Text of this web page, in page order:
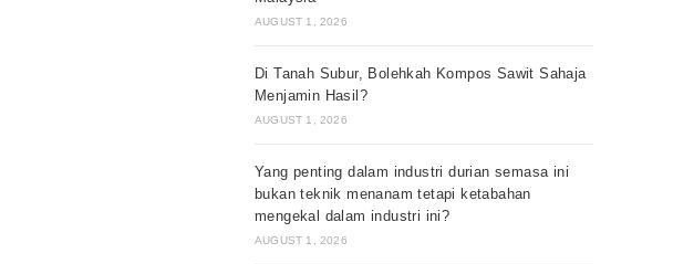
AUGUST 1, 2026
Di Tanah Subur, Bolehkah Kompos Sawit Sahaja
Menjamin Hasil?
AUGUST 1, 2026
Yang penting dalam industri durian semasa ini
bukan teknik menanam tetapi ketabahan
mengekal dalam industri ini?
AUGUST 1, 2026